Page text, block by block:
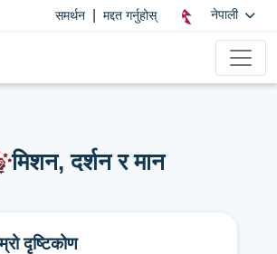
समर्थन मद्दत गर्नुहोस् नेपाली
मिशन, दर्शन र मान
दृष्टिकोण